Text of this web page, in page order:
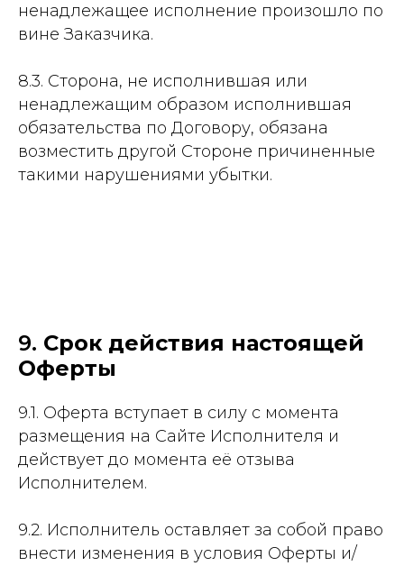
ненадлежащее исполнение произошло по
вине Заказчика.
8.3. Сторона, не исполнившая или
ненадлежащим образом исполнившая
обязательства по Договору, обязана
возместить другой Стороне причиненные
такими нарушениями убытки.
9. Срок действия настоящей
Оферты
9.1. Оферта вступает в силу с момента
размещения на Сайте Исполнителя и
действует до момента её отзыва
Исполнителем.
9.2. Исполнитель оставляет за собой право
внести изменения в условия Оферты и/